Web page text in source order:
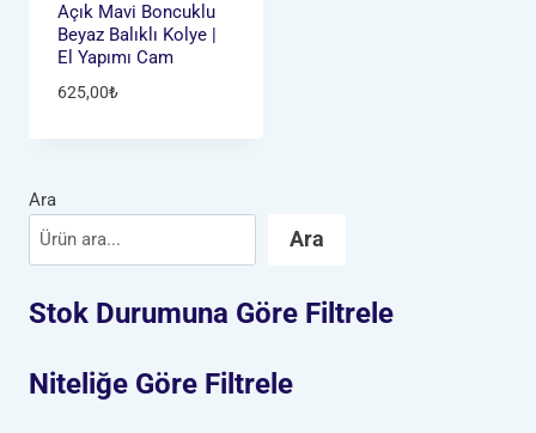
Açık Mavi Boncuklu
Beyaz Balıklı Kolye |
El Yapımı Cam
625,00₺
Ara
Ara
Stok Durumuna Göre Filtrele
Niteliğe Göre Filtrele